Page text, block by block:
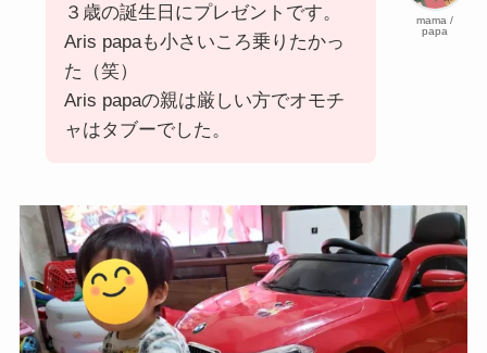
mama /
papa
３歳の誕生日にプレゼントです。
Aris papaも小さいころ乗りたかっ
た（笑）
Aris papaの親は厳しい方でオモチ
ャはタブーでした。